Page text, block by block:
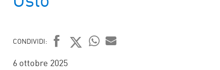
CONDIVIDI:
FACEBOOK
TWITTER
6 ottobre 2025